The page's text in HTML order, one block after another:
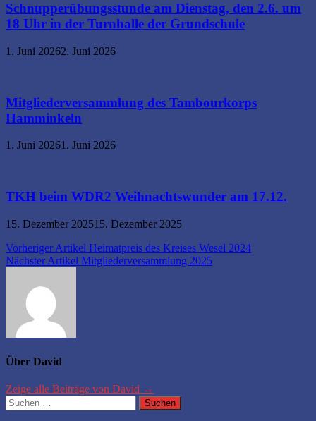
Schnupperübungsstunde am Dienstag, den 2.6. um
18 Uhr in der Turnhalle der Grundschule
1. Juni 20262. Juni 2026
Mitgliederversammlung des Tambourkorps
Hamminkeln
1. Juni 20261. Juni 2026
TKH beim WDR2 Weihnachtswunder am 17.12.
15. Dezember 202515. Dezember 2025
Beitragsnavigation
Vorheriger Artikel Heimatpreis des Kreises Wesel 2024
Nächster Artikel Mitgliederversammlung 2025
Über David
Zeige alle Beiträge von David →
Suchen
nach: